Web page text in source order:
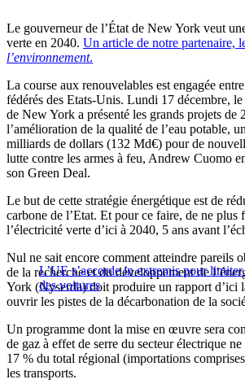
Le gouverneur de l’État de New York veut
verte en 2040. Un article de notre partenaire,
l’environnement.
La course aux renouvelables est engagée
fédérés des Etats-Unis. Lundi 17 décembre,
de New York a présenté les grands projets de
l’amélioration de la qualité de l’eau potable,
milliards de dollars (132 Md€) pour de
lutte contre les armes à feu, Andrew Cuomo
son Green Deal.
Le but de cette stratégie énergétique est de
carbone de l’Etat. Et pour ce faire, de ne plus
l’électricité verte d’ici à 2040, 5 ans avant
L’UE s’accorde in extremis pour limiter
des voitures
Nul ne sait encore comment atteindre pareils
de la recherche et du développement de
York (Nyserda) doit produire un rapport d’ici
ouvrir les pistes de la décarbonation de la
Un programme dont la mise en œuvre sera
de gaz à effet de serre du secteur électrique
17 % du total régional (importations
les transports.